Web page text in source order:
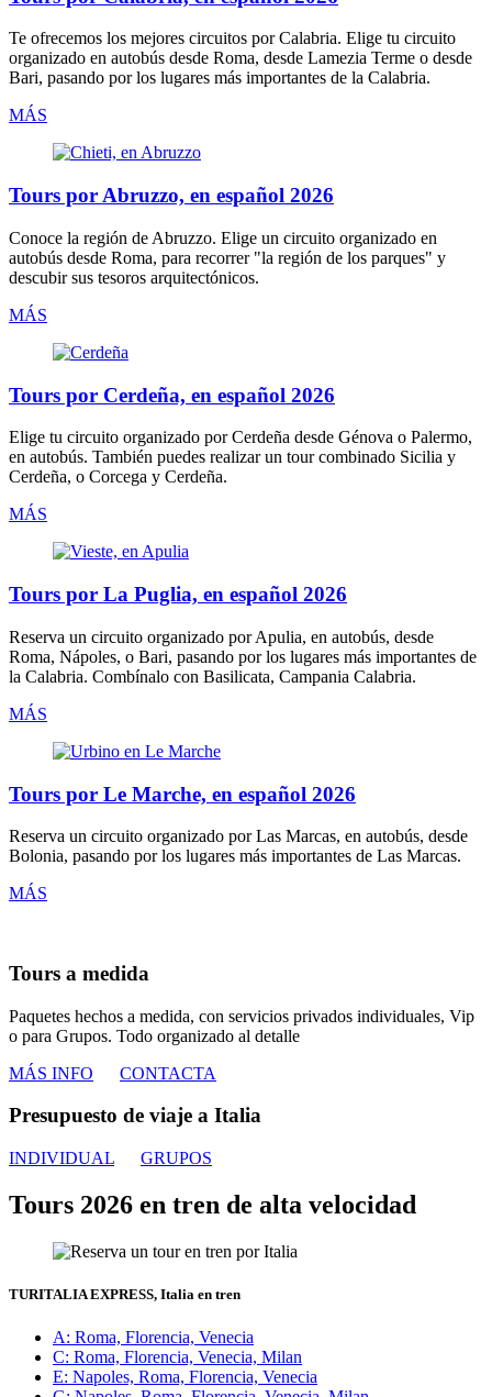
Te ofrecemos los mejores circuitos porCalabria. Elige tu circuito
organizado en autobús desde Roma, desde Lamezia Terme o desde
Bari, pasando por los lugares más importantes de la Calabria.
MÁS
Tours por Abruzzo, en español 2026
Conoce la región de Abruzzo. Elige un circuito organizado en
autobús desde Roma, para recorrer "la región de los parques" y
descubir sus tesoros arquitectónicos.
MÁS
Tours por Cerdeña, en español 2026
Elige tu circuito organizado porCerdeña desde Génova o Palermo,
en autobús. También puedes realizar un tour combinado Sicilia y
Cerdeña, o Corcega y Cerdeña.
MÁS
Tours por La Puglia, en español 2026
Reserva un circuito organizado porApulia, en autobús, desde
Roma, Nápoles, o Bari, pasando por los lugares más importantes de
la Calabria. Combínalo con Basilicata, Campania Calabria.
MÁS
Tours por Le Marche, en español 2026
Reserva un circuito organizado porLas Marcas, en autobús, desde
Bolonia, pasando por los lugares más importantes de Las Marcas.
MÁS
Tours a medida
Paquetes hechos a medida, con servicios privados individuales, Vip
o para Grupos. Todo organizado al detalle
MÁS INFO
CONTACTA
Presupuesto de viaje a Italia
INDIVIDUAL GRUPOS
Tours 2026 en tren de alta velocidad
TURITALIA EXPRESS, Italia en tren
A: Roma, Florencia, Venecia
C: Roma, Florencia, Venecia, Milan
E: Napoles, Roma, Florencia, Venecia